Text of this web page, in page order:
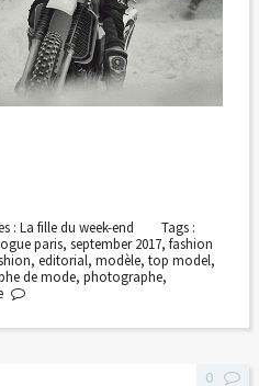
: La fille du week-end
Tags :
paris, september 2017, fashion
, editorial, modèle, top model,
de mode, photographe,
0